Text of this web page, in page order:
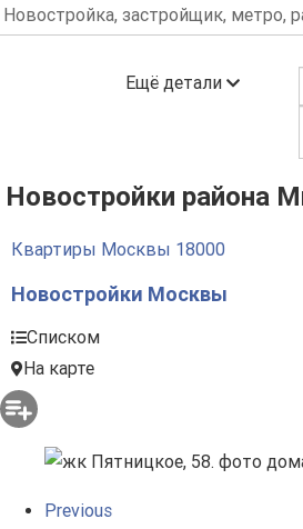
Ещё детали
Новостройки района
Квартиры Москвы 18000
Новостройки Москвы
Списком
На карте
Previous